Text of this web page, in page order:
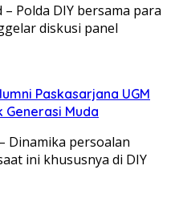
– Polda DIY bersama para
diskusi panel
Paskasarjana UGM
Generasi Muda
Dinamika persoalan
ini khususnya di DIY